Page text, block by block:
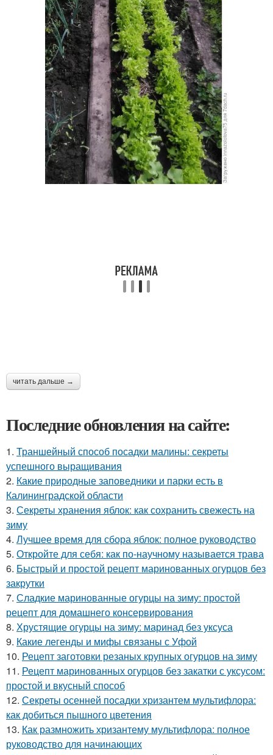
читать дальше →
Последние обновления на сайте:
1. Траншейный способ посадки малины: секреты
успешного выращивания
2. Какие природные заповедники и парки есть в
Калининградской области
3. Секреты хранения яблок: как сохранить свежесть на
зиму
4. Лучшее время для сбора яблок: полное руководство
5. Откройте для себя: как по-научному называется трава
6. Быстрый и простой рецепт маринованных огурцов без
закрутки
7. Сладкие маринованные огурцы на зиму: простой
рецепт для домашнего консервирования
8. Хрустящие огурцы на зиму: маринад без уксуса
9. Какие легенды и мифы связаны с Уфой
10. Рецепт заготовки резаных крупных огурцов на зиму
11. Рецепт маринованных огурцов без закатки с уксусом:
простой и вкусный способ
12. Секреты осенней посадки хризантем мультифлора:
как добиться пышного цветения
13. Как размножить хризантему мультифлора: полное
руководство для начинающих